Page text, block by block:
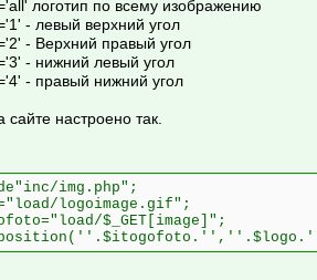
логотип по всему изображению
- левый верхний угол
- Верхний правый угол
- нижний левый угол
- правый нижний угол
сайте настроено так.
img.php";
logoimage.gif";
$_GET[image]";